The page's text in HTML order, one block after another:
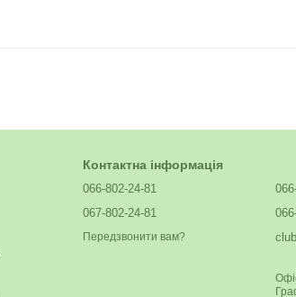
Контактна інформація
066-802-24-81
067-802-24-81
Передзвонити вам?